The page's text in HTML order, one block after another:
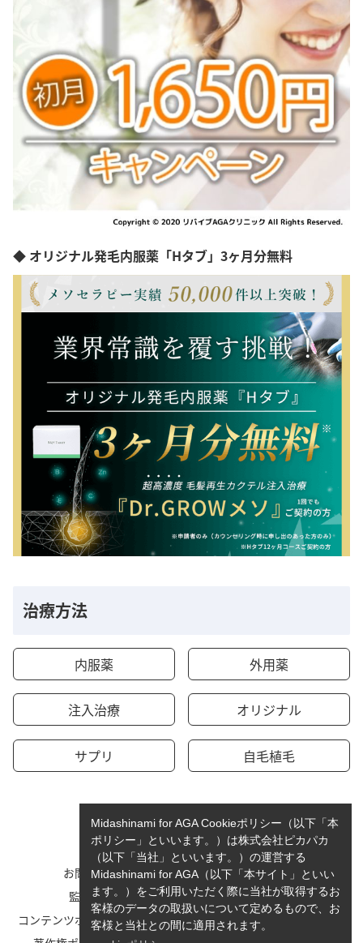
◆ オリジナル発毛内服薬「Hタブ」3ヶ月分無料
治療方法
内服薬 外用薬
注入治療 オリジナル
サプリ 自毛植毛
お問い合わせ
運営者情報
監修者一覧
cookieポリシーについて
コンテンツポリシーと運営指針
利用規約
Midashinami for AGA Cookieポリシー（以下「本
ポリシー」といいます。）は株式会社ピカパカ
（以下「当社」といいます。）の運営する
Midashinami for AGA（以下「本サイト」といい
ます。）をご利用いただく際に当社が取得するお
客様のデータの取扱いについて定めるもので、お
客様と当社との間に適用されます。